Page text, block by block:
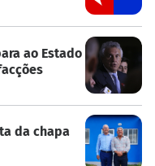
ao Estado
da chapa